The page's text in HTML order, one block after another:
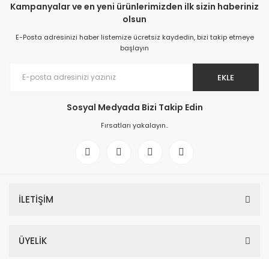
Kampanyalar ve en yeni ürünlerimizden ilk sizin haberiniz
olsun
E-Posta adresinizi haber listemize ücretsiz kaydedin, bizi takip etmeye
başlayın
EKLE
Sosyal Medyada Bizi Takip Edin
Fırsatları yakalayın..
İLETİŞİM
ÜYELİK